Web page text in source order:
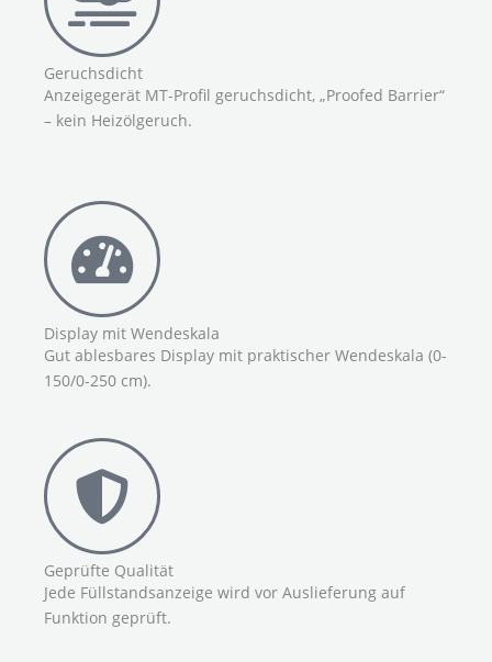
Geruchsdicht
Anzeigegerät MT-Profil geruchsdicht, „Proofed Barrier“
– kein Heizölgeruch.
Display mit Wendeskala
Gut ablesbares Display mit praktischer Wendeskala (0-
150/0-250 cm).
Geprüfte Qualität
Jede Füllstandsanzeige wird vor Auslieferung auf
Funktion geprüft.